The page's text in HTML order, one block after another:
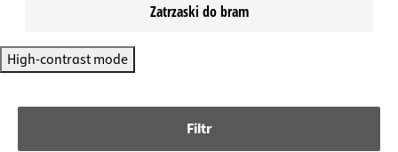
Zatrzaski do bram
High-contrast mode
Filtr